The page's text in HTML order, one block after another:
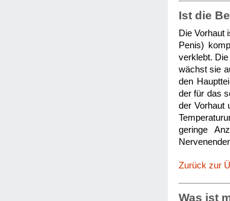
Ist die
Die Vorhaut
Penis)
verklebt.
wächst sie
den
der für das
der Vorhaut
geringe
Zurück zur
Was ist